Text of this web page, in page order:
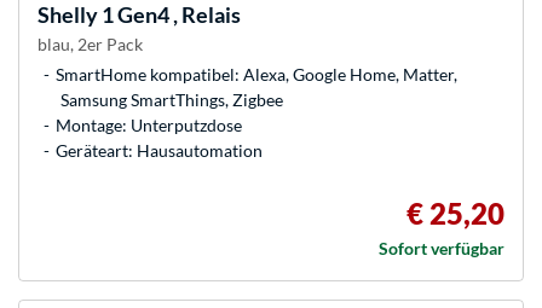
Shelly1 Gen4 , Relais
blau, 2er Pack
SmartHome kompatibel: Alexa, Google Home, Matter,
Samsung SmartThings, Zigbee
Montage: Unterputzdose
Geräteart: Hausautomation
€ 25,20
Sofort verfügbar